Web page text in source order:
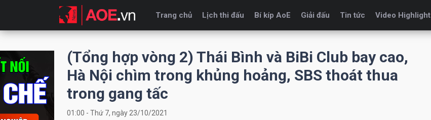
Trang chủ Lịch thi đấu Bí kíp AoE Giải đấu Tin tức Video Highlight
(Tổng hợp vòng 2) Thái Bình và BiBi Club bay cao,
Hà Nội chìm trong khủng hoảng, SBS thoát thua
trong gang tấc
01:00 - Thứ 7, ngày 23/10/2021